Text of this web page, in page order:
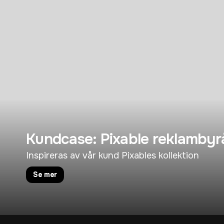
Kundcase: Pixable
Inspireras av vår kund Pixables kollektion
Se mer